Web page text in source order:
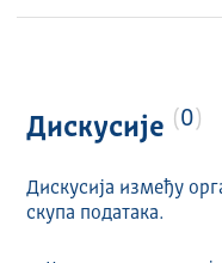
Дискусије 0
Дискусија између
скупа података.